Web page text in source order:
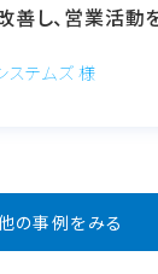
善し、営業活動
ステムズ 様
の事例をみる